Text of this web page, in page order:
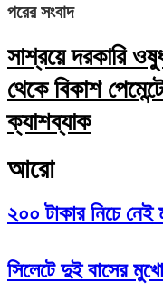
পরের সংবাদ
সাশ্রয়ে দরকারি
থেকে বিকাশ
ক্যাশব্যাক
আরো
২০০ টাকার নিচে
সিলেটে দুই বাসের